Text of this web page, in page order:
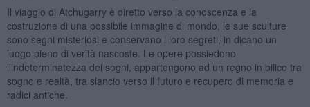
Il viaggio di Atchugarry è diretto verso la conoscenza e la
costruzione di una possibile immagine di mondo, le sue sculture
sono segni misteriosi e conservano i loro segreti, in dicano un
luogo pieno di verità nascoste. Le opere possiedono
l’indeterminatezza dei sogni, appartengono ad un regno in bilico tra
sogno e realtà, tra slancio verso il futuro e recupero di memoria e
radici antiche.